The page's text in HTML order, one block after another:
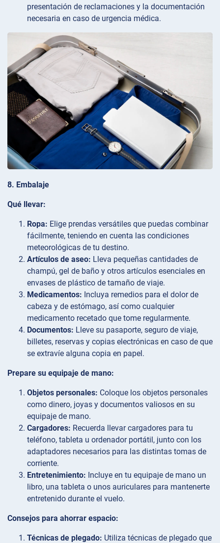
presentación de reclamaciones y la documentación
necesaria en caso de urgencia médica.
8. Embalaje
Qué llevar:
Ropa: Elige prendas versátiles que puedas combinar
fácilmente, teniendo en cuenta las condiciones
meteorológicas de tu destino.
Artículos de aseo: Lleva pequeñas cantidades de
champú, gel de baño y otros artículos esenciales en
envases de plástico de tamaño de viaje.
Medicamentos: Incluya remedios para el dolor de
cabeza y de estómago, así como cualquier
medicamento recetado que tome regularmente.
Documentos: Lleve su pasaporte, seguro de viaje,
billetes, reservas y copias electrónicas en caso de que
se extravíe alguna copia en papel.
Prepare su equipaje de mano:
Objetos personales: Coloque los objetos personales
como dinero, joyas y documentos valiosos en su
equipaje de mano.
Cargadores: Recuerda llevar cargadores para tu
teléfono, tableta u ordenador portátil, junto con los
adaptadores necesarios para las distintas tomas de
corriente.
Entretenimiento: Incluye en tu equipaje de mano un
libro, una tableta o unos auriculares para mantenerte
entretenido durante el vuelo.
Consejos para ahorrar espacio:
Técnicas de plegado: Utiliza técnicas de plegado que